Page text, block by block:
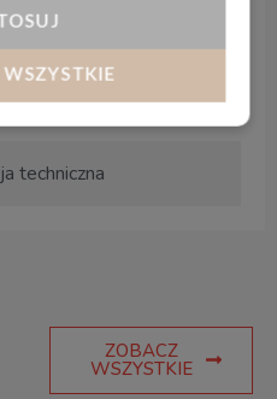
techniczna
wytrzymałe,
do minimumwygłuszają
idealne do szaleńczych
ZOBACZ
WSZYSTKIE